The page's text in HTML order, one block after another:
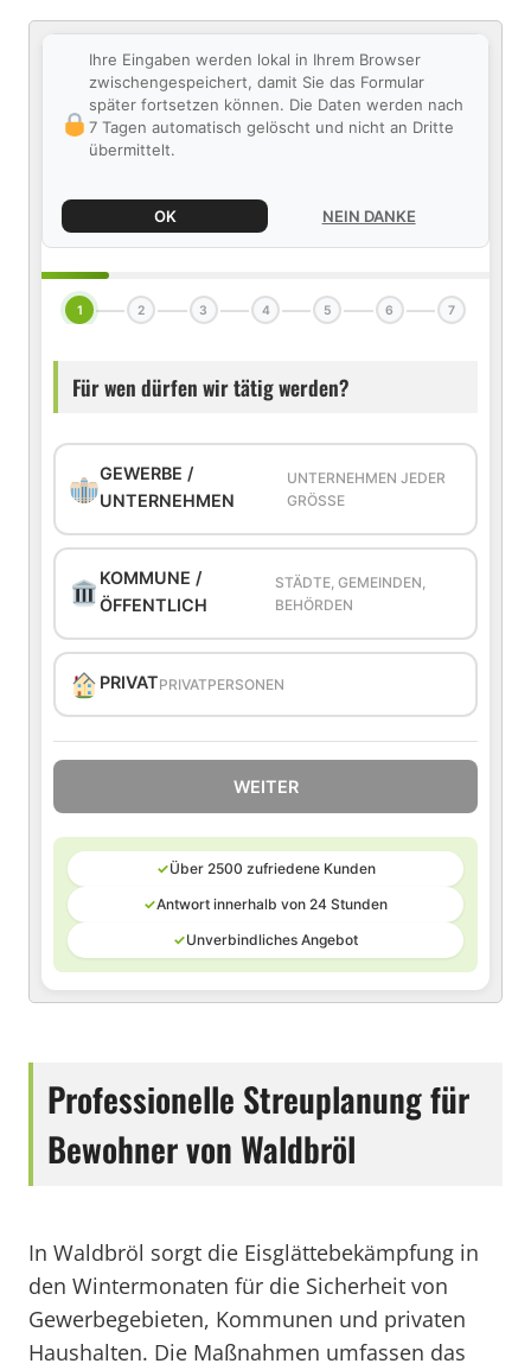
Ihre Eingaben werden lokal in Ihrem Browser
zwischengespeichert, damit Sie das Formular
später fortsetzen können. Die Daten werden nach
7 Tagen automatisch gelöscht und nicht an Dritte
übermittelt.
OK NEIN DANKE
1 2 3 4 5 6 7
Für wen dürfen wir tätig werden?
GEWERBE /
UNTERNEHMEN
UNTERNEHMEN JEDER
GRÖSSE
KOMMUNE /
ÖFFENTLICH
STÄDTE, GEMEINDEN,
BEHÖRDEN
PRIVATPRIVATPERSONEN
WEITER
✓Über 2500 zufriedene Kunden
✓Antwort innerhalb von 24 Stunden
✓Unverbindliches Angebot
Professionelle Streuplanung für
Bewohner von Waldbröl
In Waldbröl sorgt die Eisglättebekämpfung in
den Wintermonaten für die Sicherheit von
Gewerbegebieten, Kommunen und privaten
Haushalten. Die Maßnahmen umfassen das